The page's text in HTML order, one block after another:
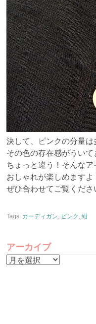
決して、ピンクの分量は
その色の存在感がういて
ちょっと違う！そんなア
おしゃれが楽しめますよ
ぜひ合わせてご覧くださ
Tags: カーディガン ピンク ,紺
アーカイブ
ア